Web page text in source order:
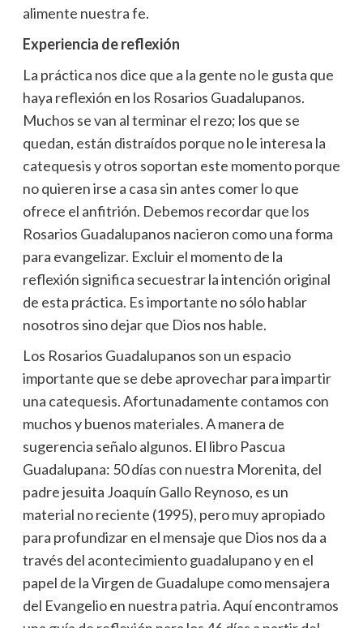
alimente nuestra fe.
Experiencia de reflexión
La práctica nos dice que a la gente no le gusta que
haya reflexión en los Rosarios Guadalupanos.
Muchos se van al terminar el rezo; los que se
quedan, están distraídos porque no le interesa la
catequesis y otros soportan este momento porque
no quieren irse a casa sin antes comer lo que
ofrece el anfitrión. Debemos recordar que los
Rosarios Guadalupanos nacieron como una forma
para evangelizar. Excluir el momento de la
reflexión significa secuestrar la intención original
de esta práctica. Es importante no sólo hablar
nosotros sino dejar que Dios nos hable.
Los Rosarios Guadalupanos son un espacio
importante que se debe aprovechar para impartir
una catequesis. Afortunadamente contamos con
muchos y buenos materiales. A manera de
sugerencia señalo algunos. El libro Pascua
Guadalupana: 50 días con nuestra Morenita, del
padre jesuita Joaquín Gallo Reynoso, es un
material no reciente (1995), pero muy apropiado
para profundizar en el mensaje que Dios nos da a
través del acontecimiento guadalupano y en el
papel de la Virgen de Guadalupe como mensajera
del Evangelio en nuestra patria. Aquí encontramos